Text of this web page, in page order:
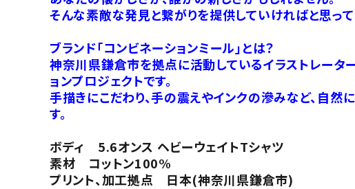
そんな素敵な発見と繋がりを提供していければと思って
ブランド「コンビネーションミール」とは？
神奈川県鎌倉市を拠点に活動しているイラストレータ
ョンプロジェクトです。
手描きにこだわり、手の震えやインクの滲みなど、自然
す。
ボディ 5.6オンス ヘビーウェイトTシャツ
素材 コットン100%
プリント、加工拠点 日本(神奈川県鎌倉市)